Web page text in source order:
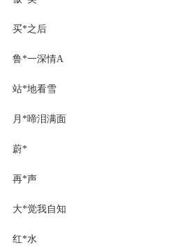
买*之后
鲁*一深情A
站*地看雪
月*啼泪满面
蔚*
再*声
大*觉我自知
红*水